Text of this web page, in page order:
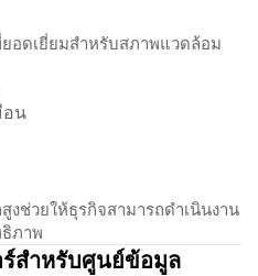
อดเยี่ยมสำหรับสภาพแวดล้อม
อน
งช่วยให้ธุรกิจสามารถดำเนินงาน
ภาพ
สำหรับศูนย์ข้อมูล